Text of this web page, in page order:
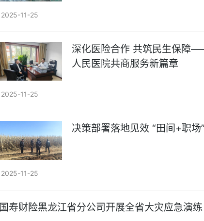
2025-11-25
深化医险合作 共筑民生保障
人民医院共商服务新篇章
2025-11-25
决策部署落地见效 “田间+职
2025-11-25
国寿财险黑龙江省分公司开展全省大灾应急演